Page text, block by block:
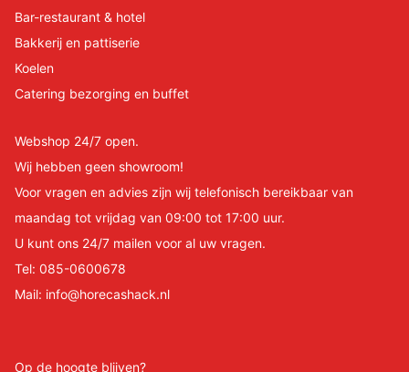
Bar-restaurant & hotel
Bakkerij en pattiserie
Koelen
Catering bezorging en buffet
Webshop 24/7 open.
Wij hebben geen showroom!
Voor vragen en advies zijn wij telefonisch bereikbaar van
maandag tot vrijdag van 09:00 tot 17:00 uur.
U kunt ons 24/7 mailen voor al uw vragen.
Tel: 085-0600678
Mail: info@horecashack.nl
Op de hoogte blijven?